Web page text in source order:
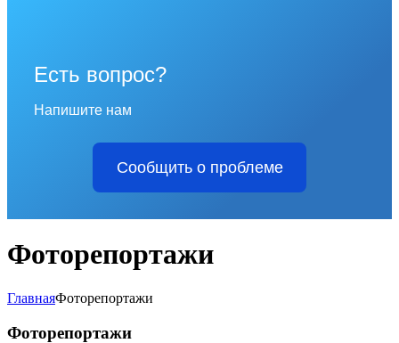
Есть вопрос?
Напишите нам
Сообщить о проблеме
Фоторепортажи
ГлавнаяФоторепортажи
Фоторепортажи